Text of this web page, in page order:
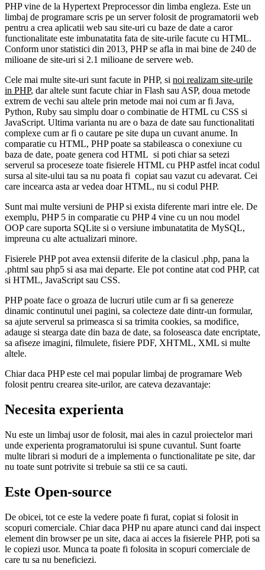
PHP vine de la Hypertext Preprocessor din limba engleza. Este un
limbaj de programare scris pe un server folosit de programatorii web
pentru a crea aplicatii web sau site-uri cu baze de date a caror
functionalitate este imbunatatita fata de site-urile facute cu HTML.
Conform unor statistici din 2013, PHP se afla in mai bine de 240 de
milioane de site-uri si 2.1 milioane de servere web.
Cele mai multe site-uri sunt facute in PHP, si noi realizam site-urile
in PHP, dar altele sunt facute chiar in Flash sau ASP, doua metode
extrem de vechi sau altele prin metode mai noi cum ar fi Java,
Python, Ruby sau simplu doar o combinatie de HTML cu CSS si
JavaScript. Ultima varianta nu are o baza de date sau functionalitati
complexe cum ar fi o cautare pe site dupa un cuvant anume. In
comparatie cu HTML, PHP poate sa stabileasca o conexiune cu
baza de date, poate genera cod HTML si poti chiar sa setezi
serverul sa proceseze toate fisierele HTML cu PHP astfel incat codul
sursa al site-ului tau sa nu poata fi copiat sau vazut cu adevarat. Cei
care incearca asta ar vedea doar HTML, nu si codul PHP.
Sunt mai multe versiuni de PHP si exista diferente mari intre ele. De
exemplu, PHP 5 in comparatie cu PHP 4 vine cu un nou model
OOP care suporta SQLite si o versiune imbunatatita de MySQL,
impreuna cu alte actualizari minore.
Fisierele PHP pot avea extensii diferite de la clasicul .php, pana la
.phtml sau php5 si asa mai departe. Ele pot contine atat cod PHP, cat
si HTML, JavaScript sau CSS.
PHP poate face o groaza de lucruri utile cum ar fi sa genereze
dinamic continutul unei pagini, sa colecteze date dintr-un formular,
sa ajute serverul sa primeasca si sa trimita cookies, sa modifice,
adauge si stearga date din baza de date, sa foloseasca date encriptate,
sa afiseze imagini, filmulete, fisiere PDF, XHTML, XML si multe
altele.
Chiar daca PHP este cel mai popular limbaj de programare Web
folosit pentru crearea site-urilor, are cateva dezavantaje:
Necesita experienta
Nu este un limbaj usor de folosit, mai ales in cazul proiectelor mari
unde experienta programatorului isi spune cuvantul. Sunt foarte
multe librari si moduri de a implementa o functionalitate pe site, dar
nu toate sunt potrivite si trebuie sa stii ce sa cauti.
Este Open-source
De obicei, tot ce este la vedere poate fi furat, copiat si folosit in
scopuri comerciale. Chiar daca PHP nu apare atunci cand dai inspect
element din browser pe un site, daca ai acces la fisierele PHP, poti sa
le copiezi usor. Munca ta poate fi folosita in scopuri comerciale de
care tu sa nu beneficiezi.